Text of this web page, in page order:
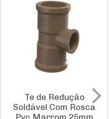
Te de Redução
Soldável Com Rosca